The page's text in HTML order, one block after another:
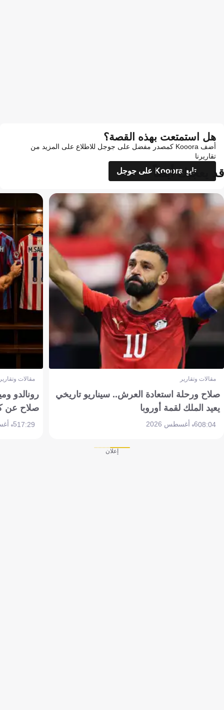
هل استمتعت بهذه القصة؟
أضف Kooora كمصدر مفضل على جوجل للاطلاع على المزيد من
تقاريرنا
تابع Kooora على جوجل
قد يعجبك أيضاً
مقالات وتقارير
صلاح ورحلة استعادة العرش.. سيناريو تاريخي
يعيد الملك لقمة أوروبا
08:046 أغسطس 2026
مقالات
رونالدو
صلاح عن
17:295 أغسطس 2026
إعلان